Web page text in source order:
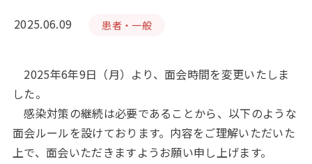
2025.06.09 患者・一般
2025年6年9日（月）より、面会時間を変更いたしま
した。
感染対策の継続は必要であることから、以下のような
面会ルールを設けております。内容をご理解いただいた
上で、面会いただきますようお願い申し上げます。